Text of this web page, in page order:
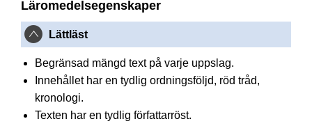
Läromedelsegenskaper
Lättläst
Begränsad mängd text på varje uppslag.
Innehållet har en tydlig ordningsföljd, röd tråd,
kronologi.
Texten har en tydlig författarröst.